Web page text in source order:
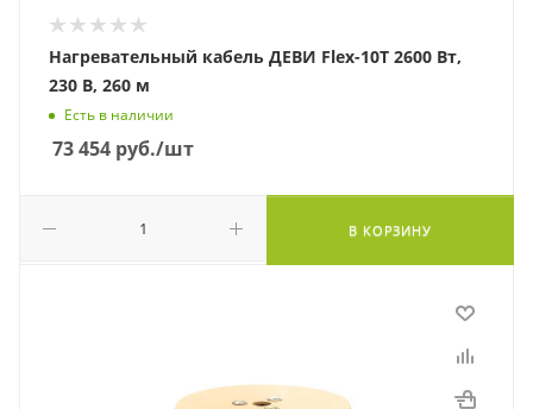
Нагревательный кабель ДЕВИ Flex-10T 2600 Вт,
230 В, 260 м
Есть в наличии
73 454 руб./шт
В КОРЗИНУ